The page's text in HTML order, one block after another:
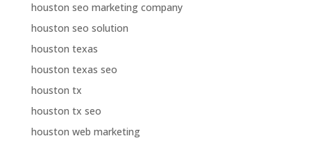
houston seo marketing company
houston seo solution
houston texas
houston texas seo
houston tx
houston tx seo
houston web marketing